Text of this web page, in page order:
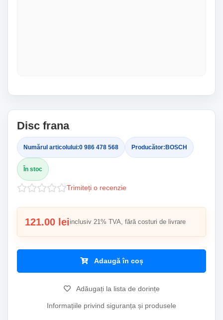
Disc frana
Numărul articolului:0 986 478 568 Producător: BOSCH
În stoc
Trimiteți o recenzie
121.00 leiinclusiv 21% TVA, fără costuri de livrare
Adaugă în coș
Adăugați la lista de dorințe
Informațiile privind siguranța și produsele